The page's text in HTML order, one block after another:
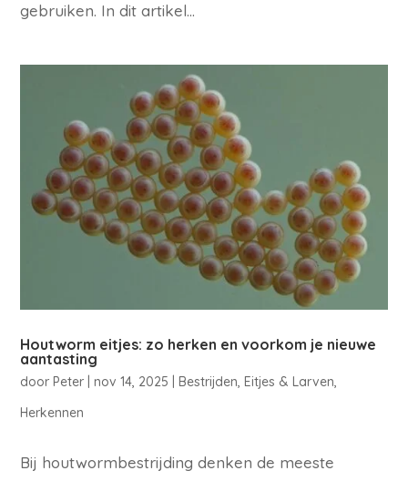
gebruiken. In dit artikel...
Houtworm eitjes: zo herken en voorkom je nieuwe
aantasting
doorPeter |nov 14, 2025 |Bestrijden,Eitjes & Larven,
Herkennen
Bij houtwormbestrijding denken de meeste